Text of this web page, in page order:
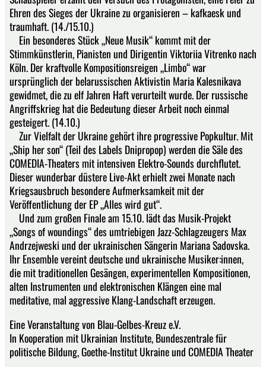
Ehren des Sieges der Ukraine zu organisieren – kafkaesk und
traumhaft. (14./15.10.)
Ein besonderes Stück „Neue Musik“ kommt mit der
Stimmkünstlerin, Pianisten und Dirigentin Viktoriia Vitrenko nach
Köln. Der kraftvolle Kompositionsreigen „Limbo“ war
ursprünglich der belarussischen Aktivistin Maria Kalesnikava
gewidmet, die zu elf Jahren Haft verurteilt wurde. Der russische
Angriffskrieg hat die Bedeutung dieser Arbeit noch einmal
gesteigert. (14.10.)
Zur Vielfalt der Ukraine gehört ihre progressive Popkultur. Mit
„Ship her son“ (Teil des Labels Dnipropop) werden die Säle des
COMEDIA-Theaters mit intensiven Elektro-Sounds durchflutet.
Dieser wunderbar düstere Live-Akt erhielt zwei Monate nach
Kriegsausbruch besondere Aufmerksamkeit mit der
Veröffentlichung der EP „Alles wird gut“.
Und zum großen Finale am 15.10. lädt das Musik-Projekt
„Songs of woundings“ des umtriebigen Jazz-Schlagzeugers Max
Andrzejweski und der ukrainischen Sängerin Mariana Sadovska.
Ihr Ensemble vereint deutsche und ukrainische Musiker:innen,
die mit traditionellen Gesängen, experimentellen Kompositionen,
alten Instrumenten und elektronischen Klängen eine mal
meditative, mal aggressive Klang-Landschaft erzeugen.
Eine Veranstaltung von Blau-Gelbes-Kreuz e.V.
In Kooperation mit Ukrainian Institute, Bundeszentrale für
politische Bildung, Goethe-Institut Ukraine und COMEDIA Theater